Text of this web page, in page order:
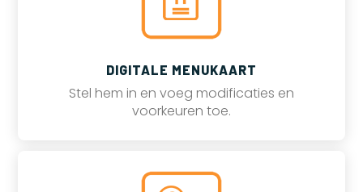
DIGITALE MENUKAART
Stel hem in en voeg modificaties en
voorkeuren toe.